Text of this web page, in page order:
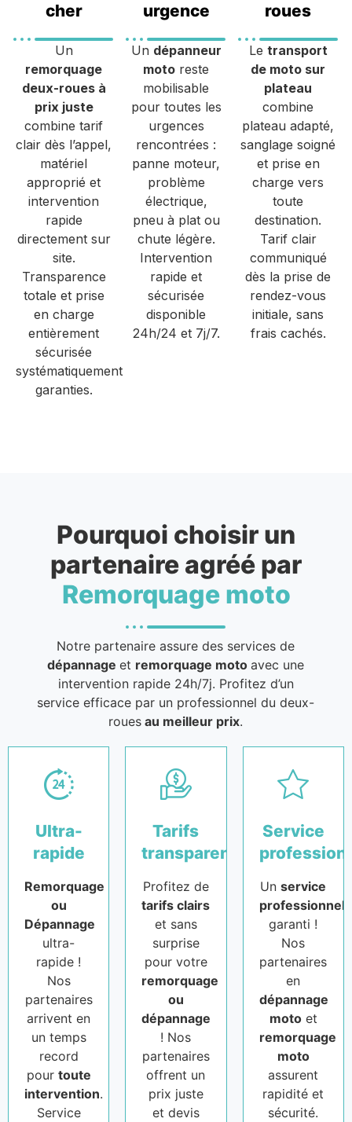
cher
Un
remorquage
deux-roues à
prix juste
combine tarif
clair dès l’appel,
matériel
approprié et
intervention
rapide
directement sur
site.
Transparence
totale et prise
en charge
entièrement
sécurisée
systématiquement
garanties.
urgence
Un dépanneur
moto reste
mobilisable
pour toutes les
urgences
rencontrées :
panne moteur,
problème
électrique,
pneu à plat ou
chute légère.
Intervention
rapide et
sécurisée
disponible
24h/24 et 7j/7.
roues
Le transport
de moto sur
plateau
combine
plateau adapté,
sanglage soigné
et prise en
charge vers
toute
destination.
Tarif clair
communiqué
dès la prise de
rendez-vous
initiale, sans
frais cachés.
Pourquoi choisir un
partenaire agréé par
Remorquage moto
Notre partenaire assure des services de
dépannageet remorquage motoavec une
intervention rapide 24h/7j. Profitez d’un
service efficace par un professionnel du deux-
roues au meilleur prix.
Ultra-
rapide
Remorquage
ou
Dépannage
ultra-
rapide !
Nos
partenaires
arrivent en
un temps
record
pour toute
intervention.
Service
Tarifs
transparents
Profitez de
tarifs clairs
et sans
surprise
pour votre
remorquage
ou
dépannage
! Nos
partenaires
offrent un
prix juste
et devis
Service
Unservice
professionnel
garanti !
Nos
partenaires
en
dépannage
motoet
remorquage
moto
assurent
rapidité et
sécurité.